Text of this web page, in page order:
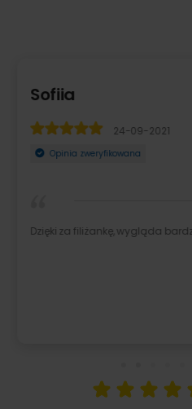
Daria
12-09-2022
Opinia zweryfikowana
Świetny pomysł na prezent!